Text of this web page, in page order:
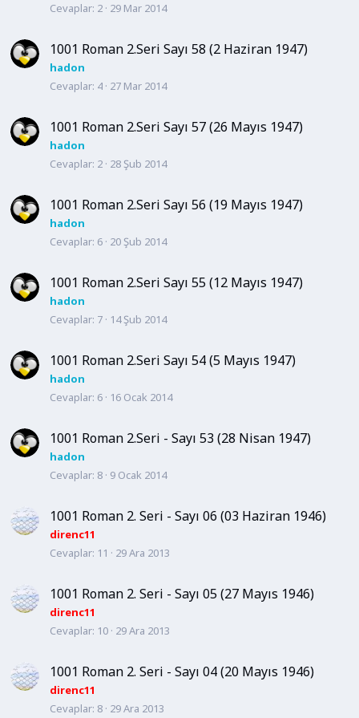
Cevaplar 2 29 Mar 2014
1001 Roman 2.Seri Sayı 58 (2 Haziran 1947)
hadon
Cevaplar 4 27 Mar 2014
1001 Roman 2.Seri Sayı 57 (26 Mayıs 1947)
hadon
Cevaplar 2 28 Şub 2014
1001 Roman 2.Seri Sayı 56 (19 Mayıs 1947)
hadon
Cevaplar 6 20 Şub 2014
1001 Roman 2.Seri Sayı 55 (12 Mayıs 1947)
hadon
Cevaplar 7 14 Şub 2014
1001 Roman 2.Seri Sayı 54 (5 Mayıs 1947)
hadon
Cevaplar 6 16 Ocak 2014
1001 Roman 2.Seri - Sayı 53 (28 Nisan 1947)
hadon
Cevaplar 8 9 Ocak 2014
1001 Roman 2. Seri - Sayı 06 (03 Haziran 1946)
direnc11
Cevaplar 11 29 Ara 2013
1001 Roman 2. Seri - Sayı 05 (27 Mayıs 1946)
direnc11
Cevaplar 10 29 Ara 2013
1001 Roman 2. Seri - Sayı 04 (20 Mayıs 1946)
direnc11
Cevaplar 8 29 Ara 2013